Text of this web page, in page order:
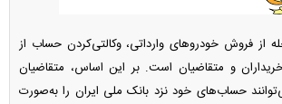
از فروش خودرو‌های وارداتی، وکالتی‌کردن حساب از
خریداران و متقاضیان است. بر این اساس، متقاضیان
حساب‌های خود نزد بانک ملی ایران را به‌صورت